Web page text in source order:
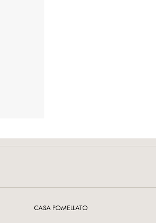
CASA POMELLATO